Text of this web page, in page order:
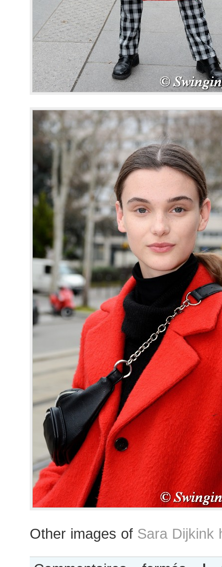
Other images of Sara Dijkink